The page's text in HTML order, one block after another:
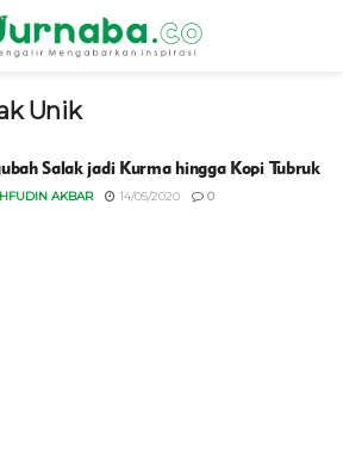
Unik
Salak jadi Kurma hingga Kopi Tubruk
AKBAR 14/05/2020 0